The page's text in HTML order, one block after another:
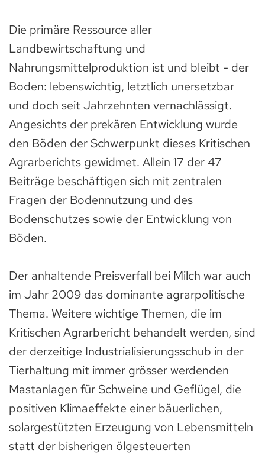
Die primäre Ressource aller
Landbewirtschaftung und
Nahrungsmittelproduktion ist und bleibt - der
Boden: lebenswichtig, letztlich unersetzbar
und doch seit Jahrzehnten vernachlässigt.
Angesichts der prekären Entwicklung wurde
den Böden der Schwerpunkt dieses Kritischen
Agrarberichts gewidmet. Allein 17 der 47
Beiträge beschäftigen sich mit zentralen
Fragen der Bodennutzung und des
Bodenschutzes sowie der Entwicklung von
Böden.
Der anhaltende Preisverfall bei Milch war auch
im Jahr 2009 das dominante agrarpolitische
Thema. Weitere wichtige Themen, die im
Kritischen Agrarbericht behandelt werden, sind
der derzeitige Industrialisierungsschub in der
Tierhaltung mit immer grösser werdenden
Mastanlagen für Schweine und Geflügel, die
positiven Klimaeffekte einer bäuerlichen,
solargestützten Erzeugung von Lebensmitteln
statt der bisherigen ölgesteuerten